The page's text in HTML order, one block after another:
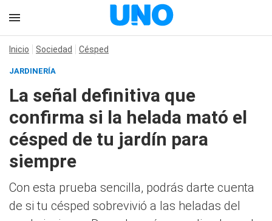
Inicio Sociedad Césped
JARDINERÍA
La señal definitiva que
confirma si la helada mató el
césped de tu jardín para
siempre
Con esta prueba sencilla, podrás darte cuenta
de si tu césped sobrevivió a las heladas del